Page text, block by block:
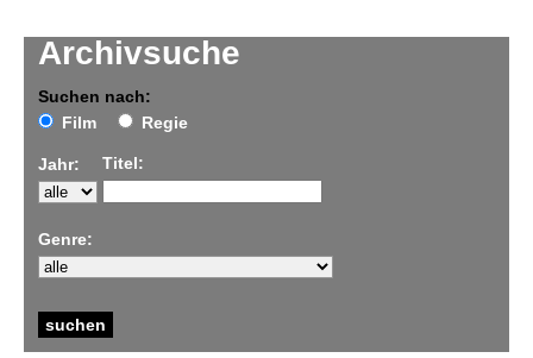
Archivsuche
Suchen nach:
Film
Regie
Jahr: Titel:
Genre: